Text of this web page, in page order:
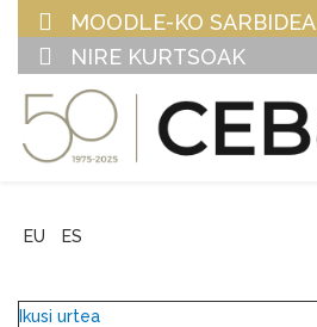
MOODLE-KO SARBIDEA
NIRE KURTSOAK
EU ES
Ikusi urtea